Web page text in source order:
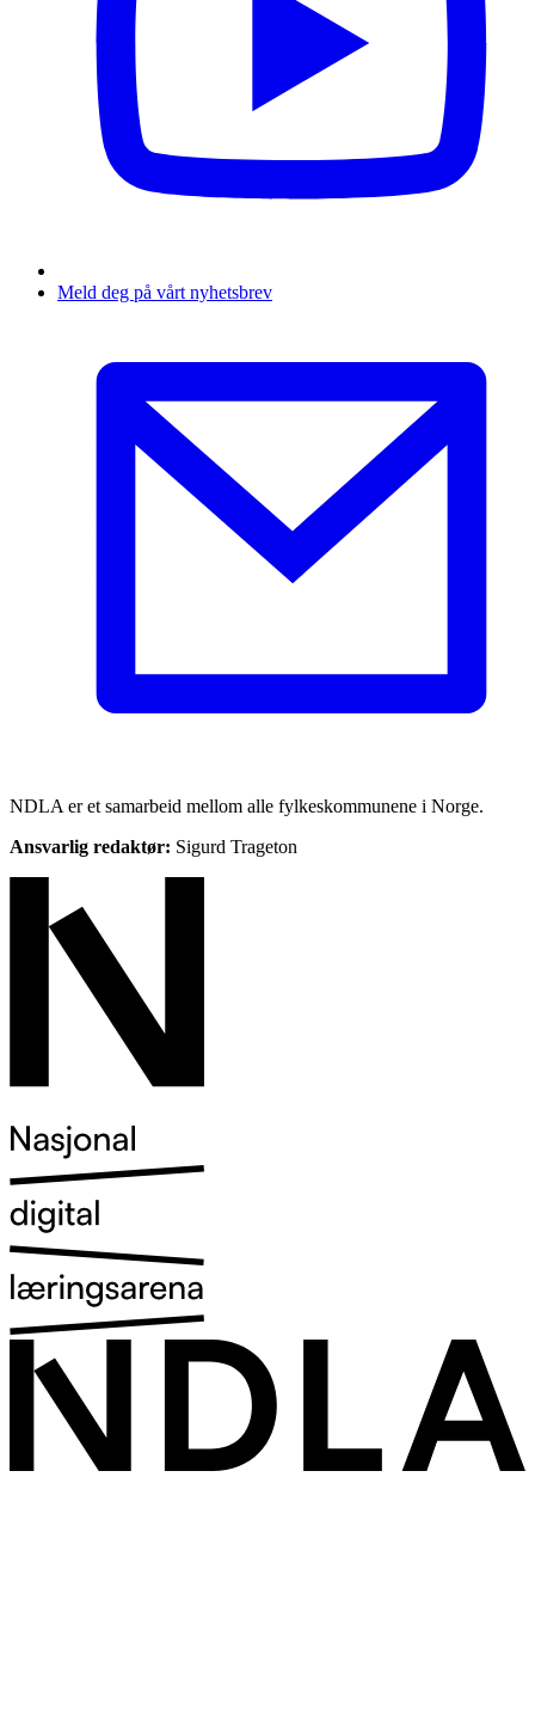
Meld deg på vårt nyhetsbrev
NDLA er et samarbeid mellom alle fylkeskommunene i Norge.
Ansvarlig redaktør: Sigurd Trageton